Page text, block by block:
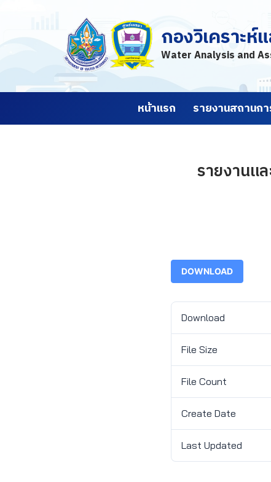
กองวิเคราะห์
Water Analysis and
หน้าแรก รายงานสถานก
รายงานแ
DOWNLOAD
Download
File Size
File Count
Create Date
Last Updated